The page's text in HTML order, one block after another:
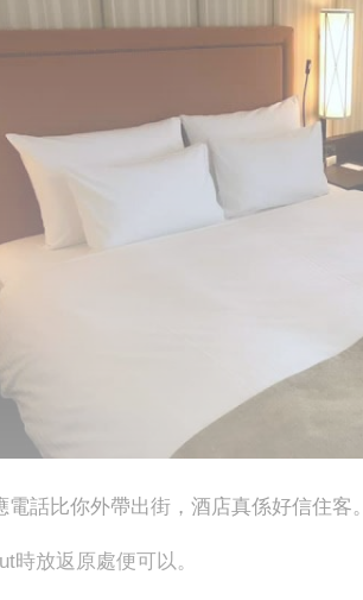
話比你外帶出街，酒店真係好信住客。
時放返原處便可以。